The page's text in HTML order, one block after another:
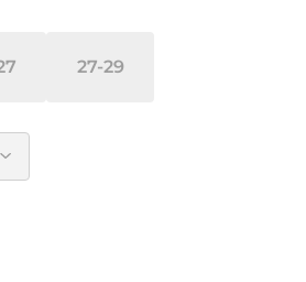
27-29